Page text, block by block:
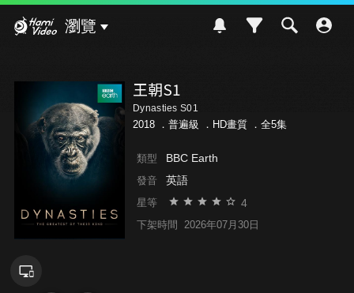
瀏覽
王朝S1
Dynasties S01
2018 ． 普遍級 ．HD畫質 ．全5集
類型 BBC Earth
發音 英語
星等 4
下架時間 2026年07月30日